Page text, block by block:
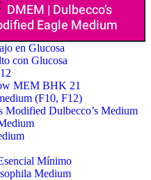
DMEM | Dulbecco’s
Eagle Medium
en Glucosa
con Glucosa
MEM BHK 21
(F10, F12)
Modified Dulbecco’s Medium
Mínimo
Medium